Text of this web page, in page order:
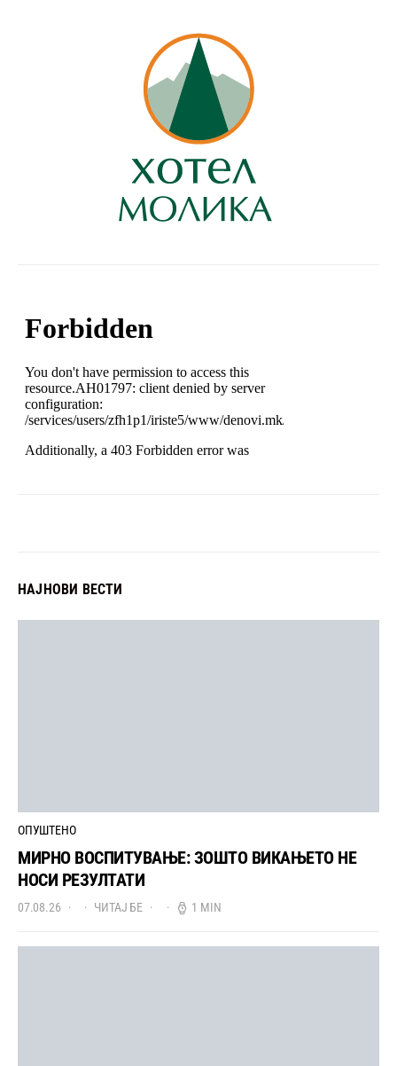
НАЈНОВИ ВЕСТИ
ОПУШТЕНО
МИРНО ВОСПИТУВАЊЕ: ЗОШТО ВИКАЊЕТО НЕ
НОСИ РЕЗУЛТАТИ
07.08.26 ЧИТАЈ БЕ 1 MIN